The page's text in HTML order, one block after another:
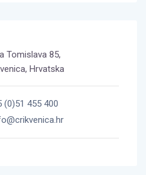
Tomislava 85,
Hrvatska
(0)51 455 400